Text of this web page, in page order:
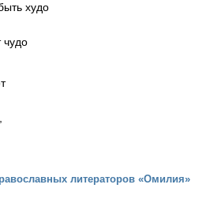
худо
чудо
литераторов «Омилия»